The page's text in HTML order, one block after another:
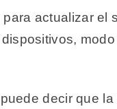
para actualizar el
decir que la